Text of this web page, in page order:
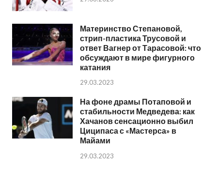
Материнство Степановой,
стрип-пластика Трусовой и
ответ Вагнер от Тарасовой: что
обсуждают в мире фигурного
катания
29.03.2023
На фоне драмы Потаповой и
стабильности Медведева: как
Хачанов сенсационно выбил
Циципаса с «Мастерса» в
Майами
29.03.2023